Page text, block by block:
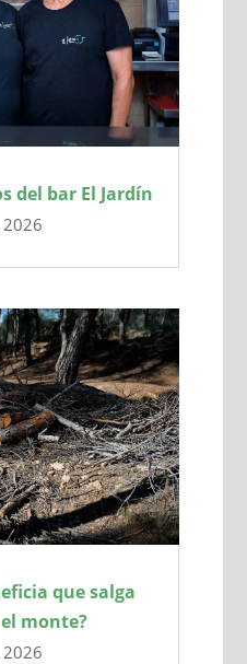
del bar El Jardín
2026
que salga
monte?
2026